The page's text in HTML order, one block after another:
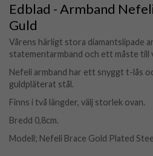
Edblad - Armband
Guld
Vårens härligt stora diamantslipade
statementarmband och ett måste till
Nefeli armband har ett snyggt t-lås
guldpläterat stål.
Finns i två längder, välj storlek ovan.
Bredd 0,8cm.
Modell; Nefeli Brace Gold Plated